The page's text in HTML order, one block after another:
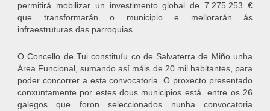
permitirá mobilizar un investimento global de 7.275.253 €
que transformarán o municipio e mellorarán ás
infraestruturas das parroquias.
O Concello de Tui constituíu co de Salvaterra de Miño unha
Área Funcional, sumando así máis de 20 mil habitantes, para
poder concorrer a esta convocatoria. O proxecto presentado
conxuntamente por estes dous municipios está entre os 26
galegos que foron seleccionados nunha convocatoria